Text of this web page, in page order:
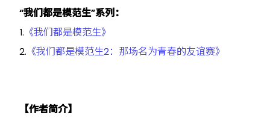
“我们都是模范生”系列：
1. 《我们都是模范生》
2. 《我们都是模范生2：那场名为青春的友谊赛》
【作者简介】